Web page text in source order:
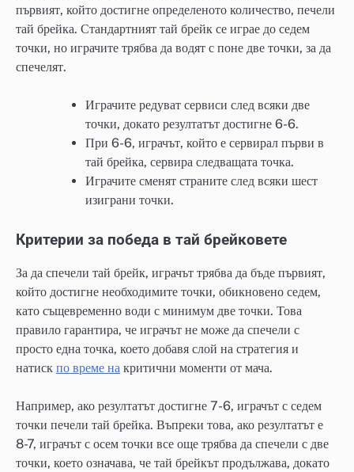
първият, който достигне определеното количество, печели
тай брейка. Стандартният тай брейк се играе до седем
точки, но играчите трябва да водят с поне две точки, за да
спечелят.
Играчите редуват сервиси след всяки две
точки, докато резултатът достигне 6-6.
При 6-6, играчът, който е сервирал първи в
тай брейка, сервира следващата точка.
Играчите сменят страните след всяки шест
изиграни точки.
Критерии за победа в тай брейковете
За да спечели тай брейк, играчът трябва да бъде първият,
който достигне необходимите точки, обикновено седем,
като същевременно води с минимум две точки. Това
правило гарантира, че играчът не може да спечели с
просто една точка, което добавя слой на стратегия и
натиск по време на критични моменти от мача.
Например, ако резултатът достигне 7-6, играчът с седем
точки печели тай брейка. Въпреки това, ако резултатът е
8-7, играчът с осем точки все още трябва да спечели с две
точки, което означава, че тай брейкът продължава, докато